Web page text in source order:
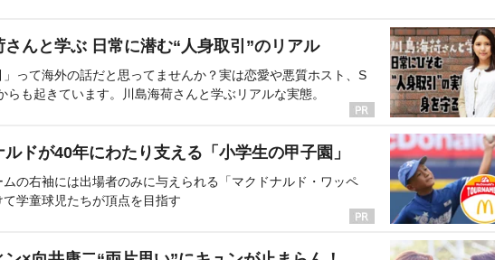
さんと学ぶ 日常に潜む“人身取引”のリアル
」って海外の話だと思ってませんか？実は恋愛や悪質ホスト、S
らも起きています。川島海荷さんと学ぶリアルな実態。
ルドが40年にわたり支える「小学生の甲子園」
ムの右袖には出場者のみに与えられる「マクドナルド・ワッペ
て学童球児たちが頂点を目指す